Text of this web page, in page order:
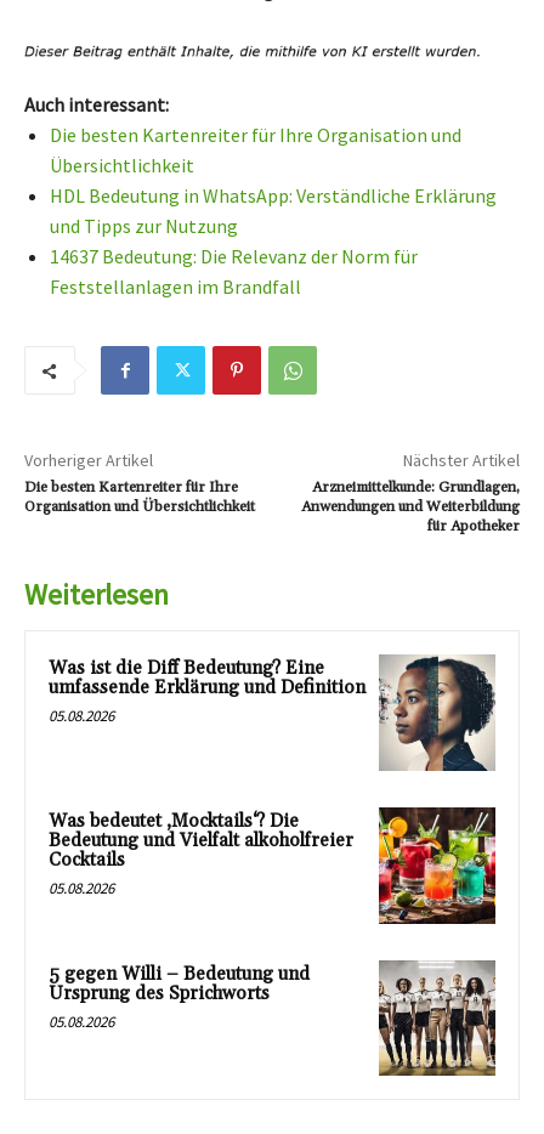
Auch interessant:
Die besten Kartenreiter für Ihre Organisation und
Übersichtlichkeit
HDL Bedeutung in WhatsApp: Verständliche Erklärung
und Tipps zur Nutzung
14637 Bedeutung: Die Relevanz der Norm für
Feststellanlagen im Brandfall
Vorheriger Artikel
Die besten Kartenreiter für Ihre
Organisation und Übersichtlichkeit
Nächster Artikel
Arzneimittelkunde: Grundlagen,
Anwendungen und Weiterbildung
für Apotheker
Weiterlesen
Was ist die Diff Bedeutung? Eine
umfassende Erklärung und Definition
05.08.2026
Was bedeutet ‚Mocktails‘? Die
Bedeutung und Vielfalt alkoholfreier
Cocktails
05.08.2026
5 gegen Willi – Bedeutung und
Ursprung des Sprichworts
05.08.2026